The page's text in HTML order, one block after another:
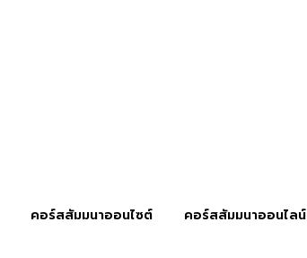
คอร์สสัมมนาออนไซต์ คอร์สสัมมนาออนไลน์